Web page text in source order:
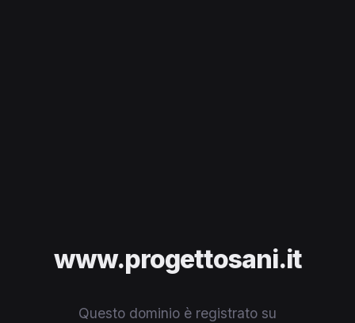
www.progettosani.it
Questo dominio è registrato su